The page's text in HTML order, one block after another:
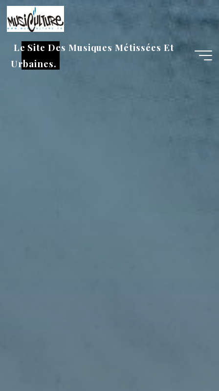
Aller
au
contenu
Le Site Des Musiques Métissées Et
Urbaines.